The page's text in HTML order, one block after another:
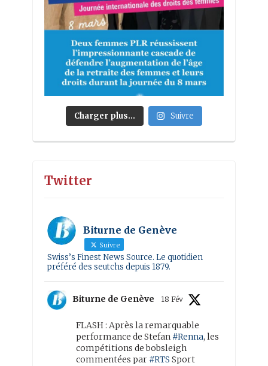
Charger plus… Suivre
Twitter
Biturne de Genève
Suivre
Swiss’s Finest News Source. Le quotidien
préféré des seutchs depuis 1879.
Biturne de Genève 18 Fév
FLASH : Après la remarquable
performance de Stefan #Renna, les
compétitions de bobsleigh
commentées par #RTS Sport